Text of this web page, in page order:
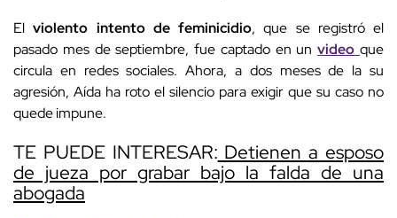
Elviolento intento de feminicidio, que se registró el
pasado mes de septiembre, fue captado en unvideoque
circula en redes sociales. Ahora, a dos meses de la su
agresión, Aída ha roto el silencio para exigir que su caso no
quede impune.
TE PUEDE INTERESAR: Detienen a esposo
de jueza por grabar bajo la falda de una
abogada